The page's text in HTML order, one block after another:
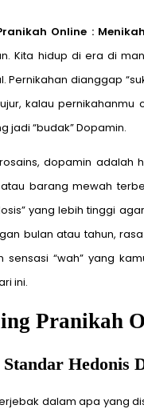
Online :
Kita hidup di era di
Pernikahan dianggap
kalau
jadi “budak” Dopamin.
dopamin adalah
barang mewah
yang lebih tinggi
bulan atau tahun,
sensasi “wah” yang
ini.
Pranikah
Standar Hedonis
dalam apa yang